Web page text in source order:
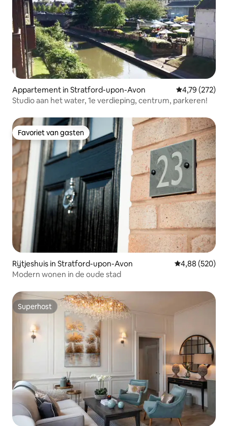
Appartement in Stratford-upon-Avon Gemiddelde
4,79 (272)
Studio aan het water, 1e verdieping, centrum, parkeren!
Favoriet van gasten
Favoriet van gasten
Rijtjeshuis in Stratford-upon-Avon Gemiddelde
4,88 (520)
Modern wonen in de oude stad
Superhost
Superhost